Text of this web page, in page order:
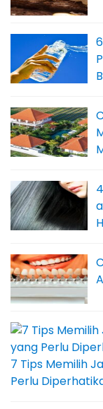
7 Tips Memilih
Perlu